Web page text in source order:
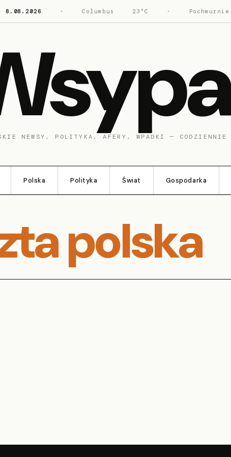
8.08.2026 · Columbus 23°C · Pochmurnie
NEWSY, POLITYKA, AFERY, WPADKI — CODZIENNIE
Polska Polityka Świat Gospodarka
polska